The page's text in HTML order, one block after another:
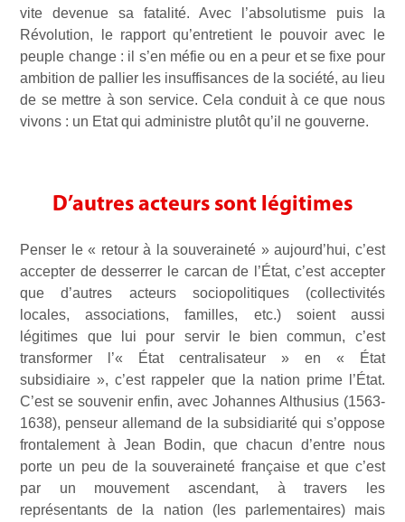
vite devenue sa fatalité. Avec l’absolutisme puis la
Révolution, le rapport qu’entretient le pouvoir avec le
peuple change : il s’en méfie ou en a peur et se fixe pour
ambition de pallier les insuffisances de la société, au lieu
de se mettre à son service. Cela conduit à ce que nous
vivons : un Etat qui administre plutôt qu’il ne gouverne.
D’autres acteurs sont légitimes
Penser le « retour à la souveraineté » aujourd’hui, c’est
accepter de desserrer le carcan de l’État, c’est accepter
que d’autres acteurs sociopolitiques (collectivités
locales, associations, familles, etc.) soient aussi
légitimes que lui pour servir le bien commun, c’est
transformer l’« État centralisateur » en « État
subsidiaire », c’est rappeler que la nation prime l’État.
C’est se souvenir enfin, avec Johannes Althusius (1563-
1638), penseur allemand de la subsidiarité qui s’oppose
frontalement à Jean Bodin, que chacun d’entre nous
porte un peu de la souveraineté française et que c’est
par un mouvement ascendant, à travers les
représentants de la nation (les parlementaires) mais